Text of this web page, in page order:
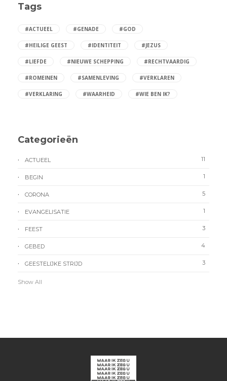
Tags
#ACTUEEL #GENADE #GOD
#HEILIGE GEEST #IDENTITEIT #JEZUS
#LIEFDE #NIEUWE SCHEPPING #RECHTVAARDIG
#ROMEINEN #SAMENLEVING #VERKLAREN
#VERKLARING #WAARHEID #WIE BEN IK?
Categorieën
ACTUEEL 11
BEGIN 1
CORONA 5
EVANGELISATIE 1
FEEST 3
GEBED 4
GEESTELIJKE STRIJD 3
Show All